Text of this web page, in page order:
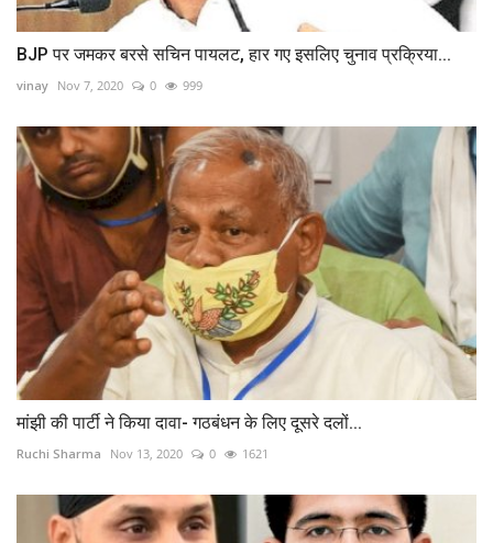
BJP पर जमकर बरसे सचिन पायलट, हार गए इसलिए चुनाव प्रक्रिया...
vinay Nov 7, 2020 0 999
मांझी की पार्टी ने किया दावा- गठबंधन के लिए दूसरे दलों...
Ruchi Sharma Nov 13, 2020 0 1621